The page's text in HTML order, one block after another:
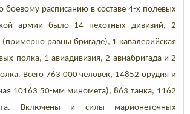
боевому расписанию в составе 4-х полевых
армии было 14 пехотных дивизий, 2
равны бригаде), 1 кавалерийская
полка, 1 авиадивизия, 2 авиабригада и 2
Всего 763 000 человек, 14852 орудия и
10163 50-мм миномета), 863 танка, 1162
Включены и силы марионеточных